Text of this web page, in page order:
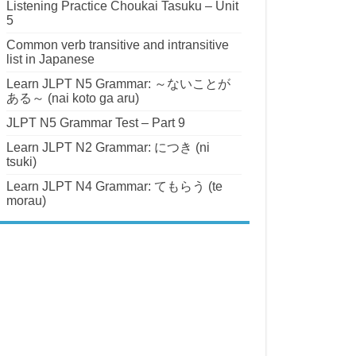
Listening Practice Choukai Tasuku – Unit
5
Common verb transitive and intransitive
list in Japanese
Learn JLPT N5 Grammar: ～ないことが
ある～ (nai koto ga aru)
JLPT N5 Grammar Test – Part 9
Learn JLPT N2 Grammar: につき (ni
tsuki)
Learn JLPT N4 Grammar: てもらう (te
morau)